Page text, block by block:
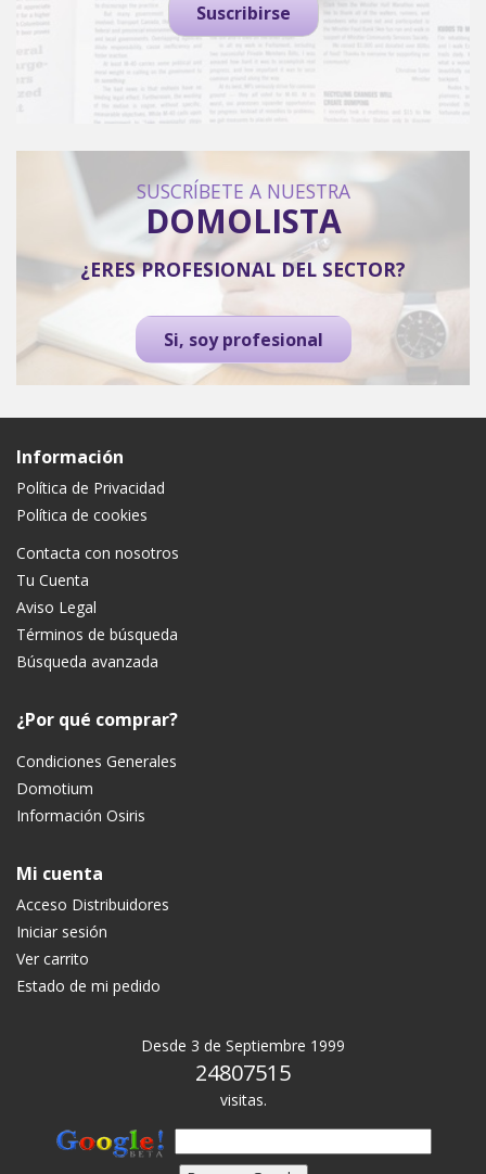
Suscribirse
SUSCRÍBETE A NUESTRA
DOMOLISTA
¿ERES PROFESIONAL DEL SECTOR?
Si, soy profesional
Información
Política de Privacidad
Política de cookies
Contacta con nosotros
Tu Cuenta
Aviso Legal
Términos de búsqueda
Búsqueda avanzada
¿Por qué comprar?
Condiciones Generales
Domotium
Información Osiris
Mi cuenta
Acceso Distribuidores
Iniciar sesión
Ver carrito
Estado de mi pedido
Desde 3 de Septiembre 1999
24807515
visitas.